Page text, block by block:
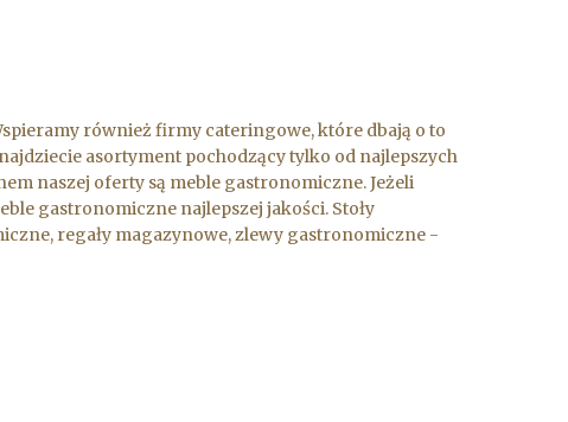
również firmy cateringowe, które dbają o to
asortyment pochodzący tylko od najlepszych
naszej oferty są meble gastronomiczne. Jeżeli
gastronomiczne najlepszej jakości. Stoły
regały magazynowe, zlewy gastronomiczne -